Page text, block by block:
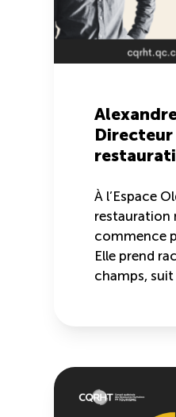
Directeur
À l’Espace
restauration
commence
Elle prend
champs,